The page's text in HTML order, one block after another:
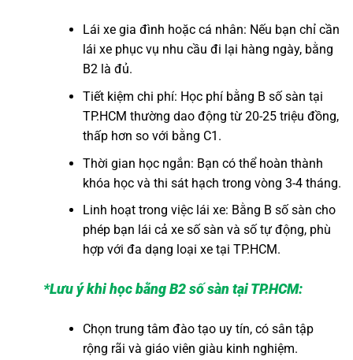
Lái xe gia đình hoặc cá nhân: Nếu bạn chỉ cần
lái xe phục vụ nhu cầu đi lại hàng ngày, bằng
B2 là đủ.
Tiết kiệm chi phí: Học phí bằng B số sàn tại
TP.HCM thường dao động từ 20-25 triệu đồng,
thấp hơn so với bằng C1.
Thời gian học ngắn: Bạn có thể hoàn thành
khóa học và thi sát hạch trong vòng 3-4 tháng.
Linh hoạt trong việc lái xe: Bằng B số sàn cho
phép bạn lái cả xe số sàn và số tự động, phù
hợp với đa dạng loại xe tại TP.HCM.
*Lưu ý khi học bằng B2 số sàn tại TP.HCM:
Chọn trung tâm đào tạo uy tín, có sân tập
rộng rãi và giáo viên giàu kinh nghiệm.